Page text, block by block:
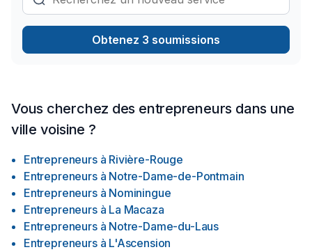
Obtenez 3 soumissions
Vous cherchez des entrepreneurs dans une
ville voisine ?
Entrepreneurs à Rivière-Rouge
Entrepreneurs à Notre-Dame-de-Pontmain
Entrepreneurs à Nominingue
Entrepreneurs à La Macaza
Entrepreneurs à Notre-Dame-du-Laus
Entrepreneurs à L'Ascension